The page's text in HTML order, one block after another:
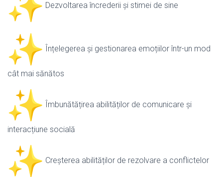
Dezvoltarea încrederii și stimei de sine
Înțelegerea și gestionarea emoțiilor într-un mod
cât mai sănătos
Îmbunătățirea abilităților de comunicare și
interacțiune socială
Creșterea abilităților de rezolvare a conflictelor